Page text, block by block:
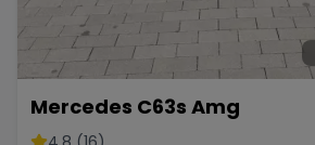
Bentley Rolls Royce
Bugatti Lotus
Mercedes C63s Amg